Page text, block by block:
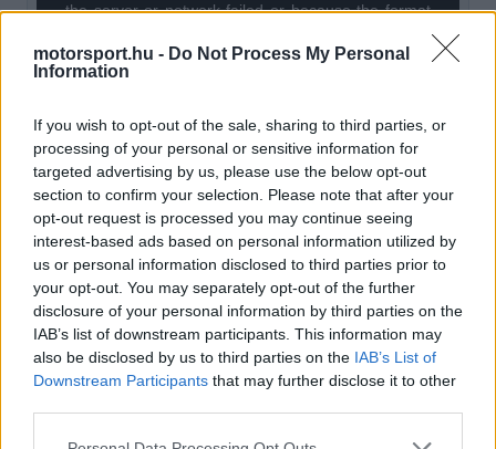
motorsport.hu - Do Not Process My Personal
Information
If you wish to opt-out of the sale, sharing to third parties, or
processing of your personal or sensitive information for
targeted advertising by us, please use the below opt-out
section to confirm your selection. Please note that after your
opt-out request is processed you may continue seeing
interest-based ads based on personal information utilized by
us or personal information disclosed to third parties prior to
your opt-out. You may separately opt-out of the further
disclosure of your personal information by third parties on the
IAB’s list of downstream participants. This information may
also be disclosed by us to third parties on the IAB’s List of
Downstream Participants that may further disclose it to other
Please note that this website/app uses one or more Google
Video
a
window.
the server or network failed or because the format
Még Laurent Mekies csapatfőnök is elismerte,
hogy elestek néhány ponttól, melyeket Cunoda
erőből tudott volna megszerezni. „Jukinak régóta
ez volt a legjobb hétvégéje. Párszor már mondtuk
ezt, de ez az igazság” – mondta Mekies.